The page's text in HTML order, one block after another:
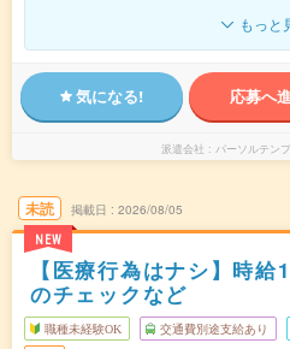
もっと
気になる! 応募へ
派遣会社 パーソルテン
未読
NEW
掲載日 2026/08/05
【医療行為はナシ】時
のチェックなど
職種未経験OK 交通費別途支給あり